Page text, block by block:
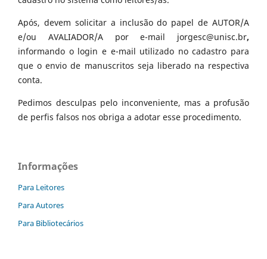
Após, devem solicitar a inclusão do papel de AUTOR/A
e/ou AVALIADOR/A por e-mail jorgesc@unisc.br,
informando o login e e-mail utilizado no cadastro para
que o envio de manuscritos seja liberado na respectiva
conta.
Pedimos desculpas pelo inconveniente, mas a profusão
de perfis falsos nos obriga a adotar esse procedimento.
Informações
Para Leitores
Para Autores
Para Bibliotecários